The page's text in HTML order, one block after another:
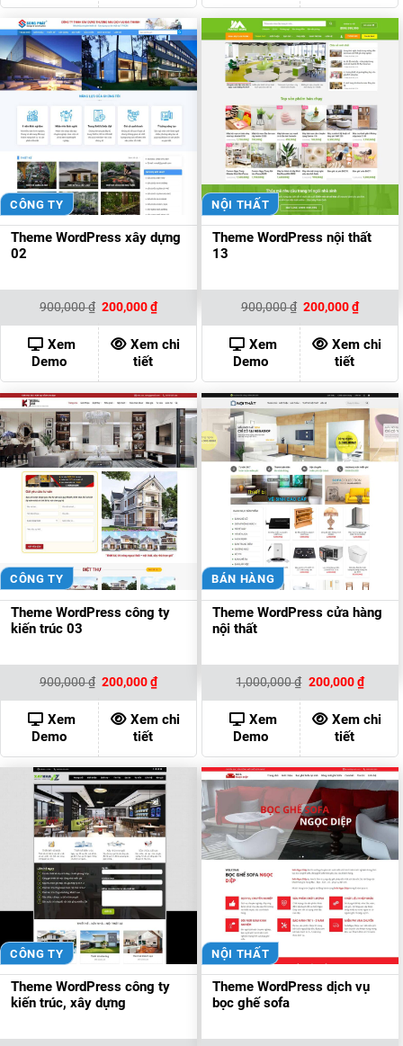
CÔNG TY
Theme WordPress xây dựng
02
900,000₫ Giá
là:
900,000 ₫.
200,000₫Giá
hiện
tại
là:
200,000 ₫.
Xem
Demo
Xem chi
tiết
NỘI THẤT
Theme WordPress nội thất
13
900,000₫ Giá
là:
900,000 ₫.
200,000₫Giá
hiện
tại
là:
Xem
Demo
Xem chi
tiết
CÔNG TY
Theme WordPress công ty
kiến trúc 03
900,000₫ Giá
là:
900,000 ₫.
200,000₫Giá
hiện
tại
là:
200,000 ₫.
Xem
Demo
Xem chi
tiết
BÁN HÀNG
Theme WordPress cửa hàng
nội thất
1,000,000₫ Giá
là:
1,000,000 ₫.
200,000₫Giá
hiện
tại
là:
Xem
Demo
Xem chi
tiết
CÔNG TY
Theme WordPress công ty
kiến trúc, xây dựng
NỘI THẤT
Theme WordPress dịch vụ
bọc ghế sofa